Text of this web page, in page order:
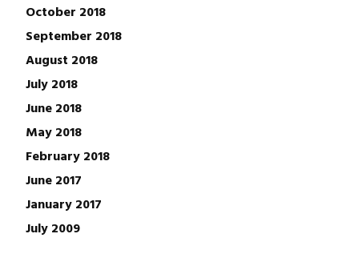
October 2018
September 2018
August 2018
July 2018
June 2018
May 2018
February 2018
June 2017
January 2017
July 2009